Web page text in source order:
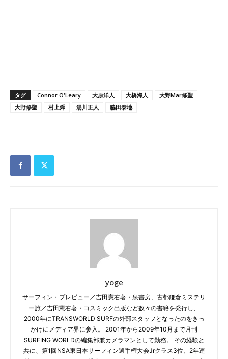
タグ Connor O'Leary 大原洋人 大橋海人
大野Mar修聖
大野修聖
村上舜 湯川正人 脇田泰地
yoge
サーフィン・プレビュー／吉田憲右著・泉書房、古都鎌倉ミステリ
ー旅／吉田憲右著・コスミック出版など数々の書籍を発行し、
2000年にTRANSWORLD SURFの外部スタッフとなったのをきっ
かけにメディア界に参入。 2001年から2009年10月まで月刊
SURFING WORLDの編集部兼カメラマンとして勤務。 その経験と
共に、第1回NSA東日本サーフィン選手権大会Jrクラス3位、2年連